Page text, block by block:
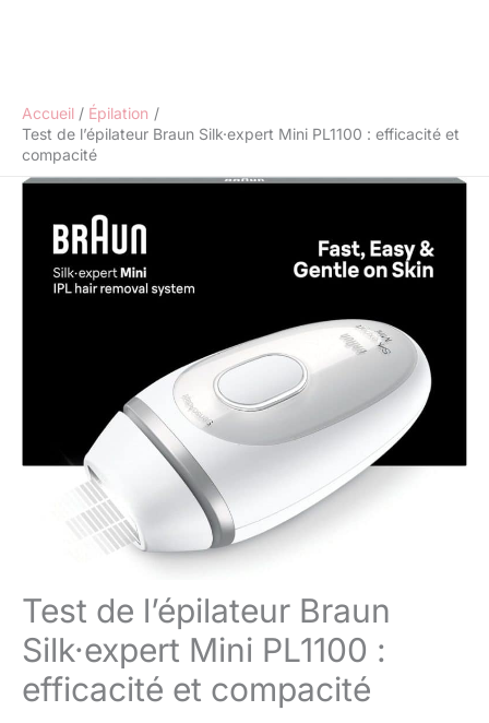
Accueil
Épilation
Test de l’épilateur Braun Silk·expert Mini PL1100 : efficacité et
compacité
Test de l’épilateur Braun
Silk·expert Mini PL1100 :
efficacité et compacité